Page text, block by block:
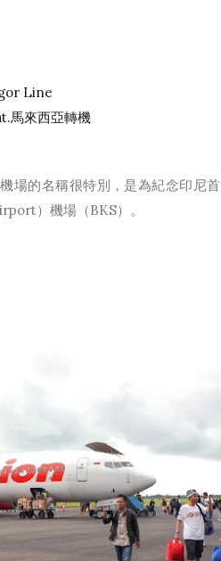
Line
馬來西亞轉機
場的名稱很特別，是為紀念印尼
）機場（BKS）。